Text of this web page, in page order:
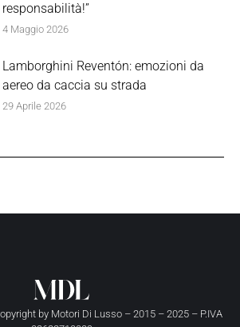
responsabilità!”
4 Maggio 2026
Lamborghini Reventón: emozioni da
aereo da caccia su strada
29 Aprile 2026
by Motori Di Lusso– 2015 – 2025 – P.IVA